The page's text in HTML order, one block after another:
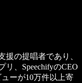
援の提唱者であり、
、SpeechifyのCEO
ーが10万件以上寄